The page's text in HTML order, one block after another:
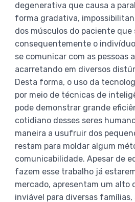
degenerativa que causa a
forma gradativa,
dos músculos do paciente que
consequentemente o
se comunicar com as pessoas
acarretando em diversos
Desta forma, o uso da
por meio de técnicas de
pode demonstrar grande
cotidiano desses seres
maneira a usufruir dos
restam para moldar algum
comunicabilidade. Apesar de
fazem esse trabalho já
mercado, apresentam um alto
inviável para diversas famílias,